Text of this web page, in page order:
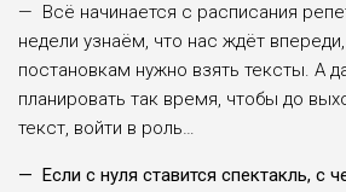
— Всё начинается с расписания
недели узнаём, что нас ждёт
постановкам нужно взять тексты. А
планировать так время, чтобы до
текст, войти в роль…
— Если с нуля ставится спектакль, с